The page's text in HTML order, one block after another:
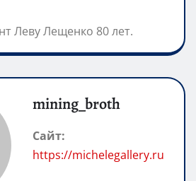
Леву Лещенко 80 лет.
mining_broth
Сайт:
https://michelegallery.ru